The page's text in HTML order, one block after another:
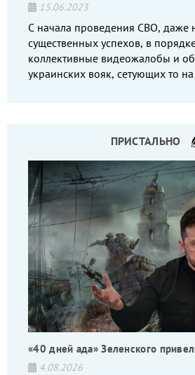
15.06.2023
С начала проведения СВО, даже
существенных успехов, в
коллективные видеожалобы и
украинских вояк, сетующих то
ПРИСТАЛЬНО
«40 дней ада» Зеленского
4.08.2026